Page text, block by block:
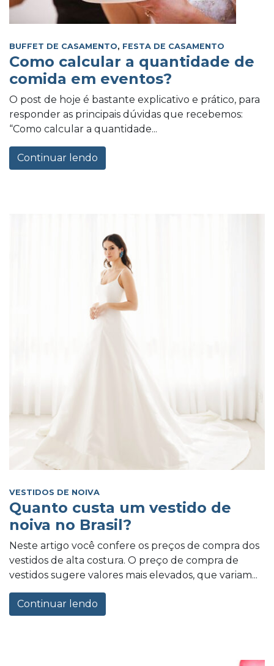
BUFFET DE CASAMENTO, FESTA DE CASAMENTO
Como calcular a quantidade de
comida em eventos?
O post de hoje é bastante explicativo e prático, para
responder as principais dúvidas que recebemos:
“Como calcular a quantidade...
Continuar lendo
VESTIDOS DE NOIVA
Quanto custa um vestido de
noiva no Brasil?
Neste artigo você confere os preços de compra dos
vestidos de alta costura. O preço de compra de
vestidos sugere valores mais elevados, que variam...
Continuar lendo